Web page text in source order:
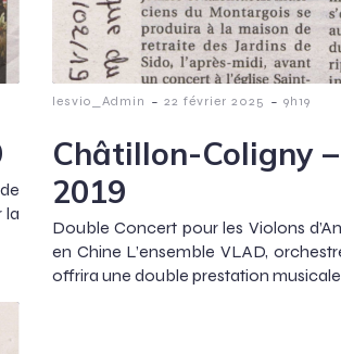
la
lesvio_Admin - 22 février 2025 - 9h19
Châtillon-Coligny
2019
Double Concert pour les Violons
en Chine L’ensemble VLAD,
offrira une double prestation